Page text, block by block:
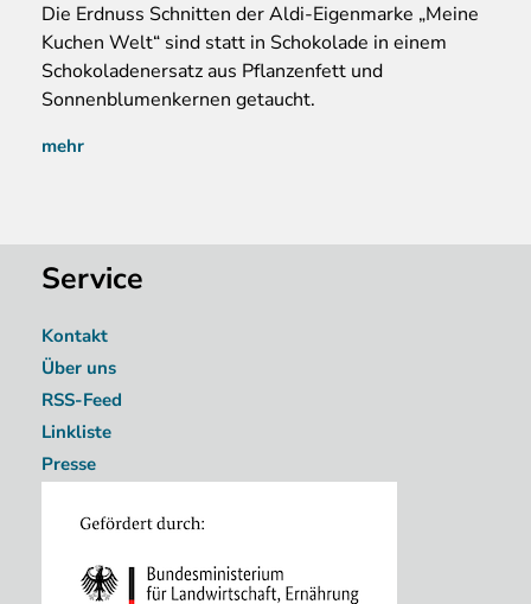
Die Erdnuss Schnitten der Aldi-Eigenmarke „Meine
Kuchen Welt“ sind statt in Schokolade in einem
Schokoladenersatz aus Pflanzenfett und
Sonnenblumenkernen getaucht.
mehr
Service
Kontakt
Über uns
RSS-Feed
Linkliste
Presse